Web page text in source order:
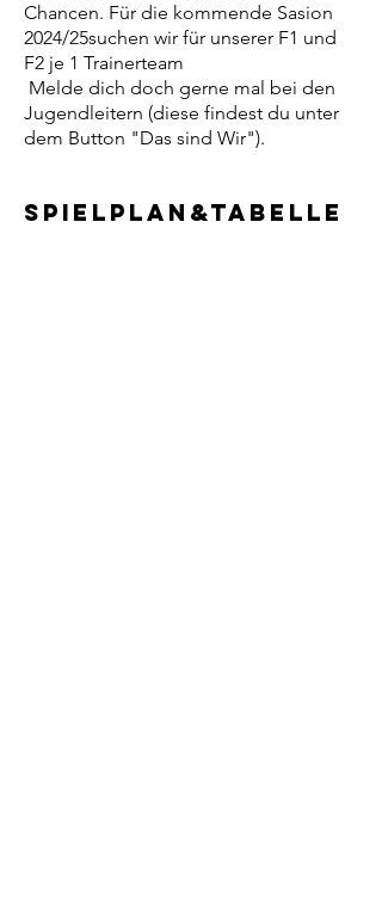
Chancen. Für die kommende Sasion
2024/25suchen wir für unserer F1 und
F2 je 1 Trainerteam
Melde dich doch gerne mal bei den
Jugendleitern (diese findest du unter
dem Button "Das sind Wir").
Spielplan&Tabelle